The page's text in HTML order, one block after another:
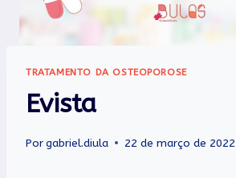
TRATAMENTO DA OSTEOPOROSE
Evista
Porgabriel.diula 22 de março de 2022